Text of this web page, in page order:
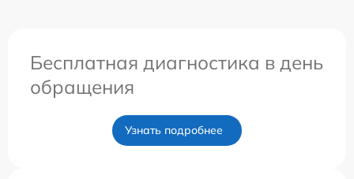
Бесплатная диагностика в день
обращения
Узнать подробнее